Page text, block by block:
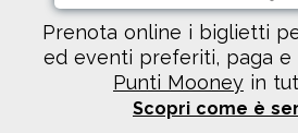
Prenota online i biglietti
ed eventi preferiti, paga e
Punti Mooney in
Scopri come è